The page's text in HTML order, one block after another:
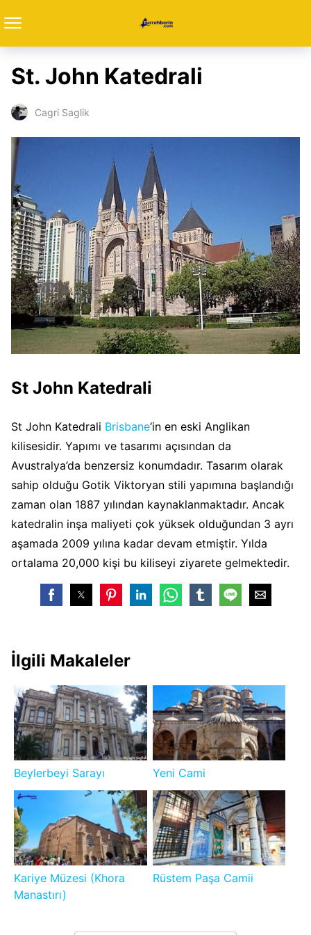
St. John Katedrali
Cagri Saglik
St John Katedrali
St John Katedrali Brisbane‘in en eski Anglikan
kilisesidir. Yapımı ve tasarımı açısından da
Avustralya’da benzersiz konumdadır. Tasarım olarak
sahip olduğu Gotik Viktoryan stili yapımına başlandığı
zaman olan 1887 yılından kaynaklanmaktadır. Ancak
katedralin inşa maliyeti çok yüksek olduğundan 3 ayrı
aşamada 2009 yılına kadar devam etmiştir. Yılda
ortalama 20,000 kişi bu kiliseyi ziyarete gelmektedir.
İlgili Makaleler
Beylerbeyi Sarayı Yeni Cami
Kariye Müzesi (Khora
Manastırı)
Rüstem Paşa Camii